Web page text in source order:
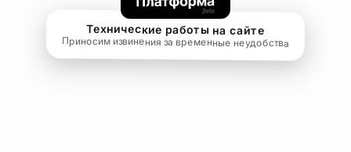
Технические работы на сайте
Приносим извинения за временные неудобства